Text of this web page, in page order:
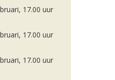
17.00 uur
17.00 uur
17.00 uur